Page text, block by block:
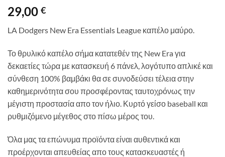
29,00 €
LA Dodgers New Era Essentials League καπέλο μαύρο.
Το θρυλικό καπέλο σήμα κατατεθέν της New Era για
δεκαετίες τώρα με κατασκευή 6 πάνελ, λογότυπο απλικέ και
σύνθεση 100% βαμβάκι θα σε συνοδεύσει τέλεια στην
καθημερινότητα σου προσφέροντας ταυτοχρόνως την
μέγιστη προστασία απο τον ήλιο. Κυρτό γείσο baseball και
ρυθμιζόμενο μέγεθος στο πίσω μέρος του.
Όλα μας τα επώνυμα προϊόντα είναι αυθεντικά και
προέρχονται απευθείας απο τους κατασκευαστές ή